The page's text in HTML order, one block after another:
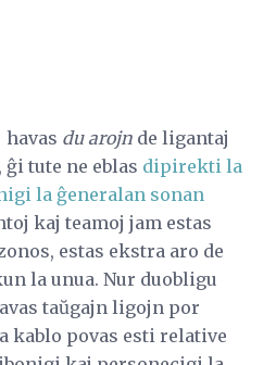
du arojn de ligantaj
tute ne eblas dipirekti la
la ĝeneralan sonan
kaj teamoj jam estas
estas ekstra aro de
la unua. Nur duobligu
taŭgajn ligojn por
kablo povas esti relative